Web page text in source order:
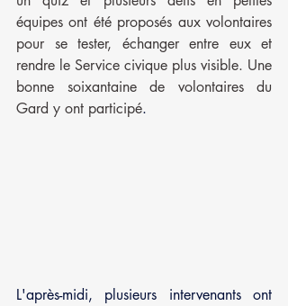
équipes ont été proposés aux volontaires
pour se tester, échanger entre eux et
rendre le Service civique plus visible. Une
bonne soixantaine de volontaires du
Gard y ont participé.
L'après-midi, plusieurs intervenants ont